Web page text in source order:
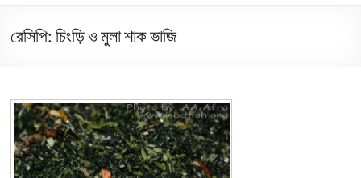
রেসিপি: চিংড়ি ও মুলা শাক ভাজি